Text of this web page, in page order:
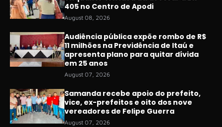
405 no Centro de Apodi
August 08, 2026
Audiência pública expõe rombo de R$
11 milhões na Previdência de Itaú e
apresenta plano para quitar dívida
em 25 anos
August 07, 2026
Samanda recebe apoio do prefeito,
vice, ex-prefeitos e oito dos nove
vereadores de Felipe Guerra
August 07, 2026